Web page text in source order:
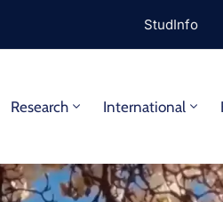
StudInfo
Research International